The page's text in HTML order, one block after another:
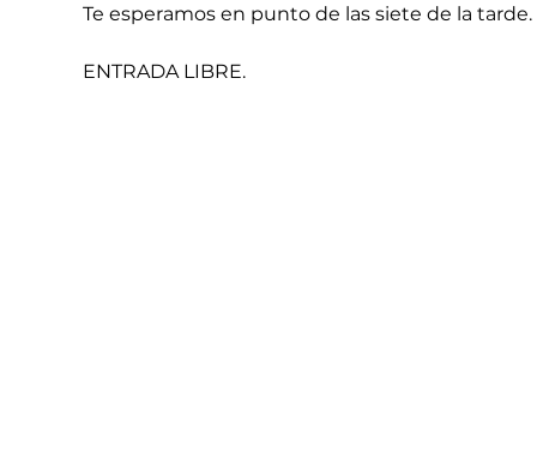
Te esperamos en punto de las siete de la tarde.
ENTRADA LIBRE.